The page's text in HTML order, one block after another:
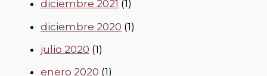
diciembre 2021 (1)
diciembre 2020 (1)
julio 2020 (1)
enero 2020 (1)